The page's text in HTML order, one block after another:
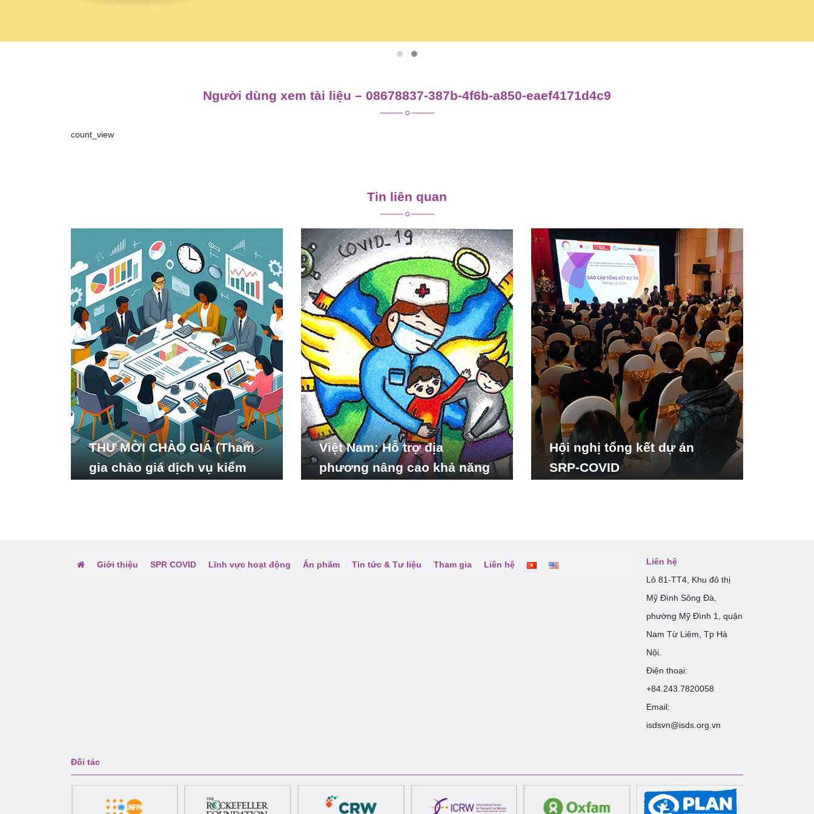
Người dùng xem tài liệu – 08678837-387b-4f6b-a850-eaef4171d4c9
count_view
viết
Tin liên quan
THƯ MỜI CHÀO GIÁ (Tham
gia chào giá dịch vụ kiểm
Việt Nam: Hỗ trợ địa
phương nâng cao khả năng
Hội nghị tổng kết dự án
SRP-COVID
Giới thiệu SPR COVID Lĩnh vực hoạt động Ấn phẩm Tin tức & Tư liệu Tham gia Liên hệ
Liên hệ
Lô 81-TT4, Khu đô thị
Mỹ Đình Sông Đà,
phường Mỹ Đình 1, quận
Nam Từ Liêm, Tp Hà
Nội.
Điện thoại:
+84.243.7820058
Email:
isdsvn@isds.org.vn
Đối tác